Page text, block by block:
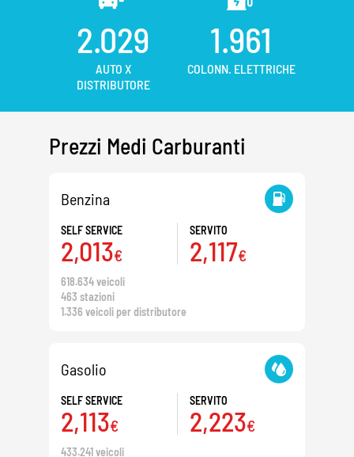
2.029
AUTO X
DISTRIBUTORE
1.961
COLONN. ELETTRICHE
Prezzi Medi Carburanti
Benzina
SELF SERVICE
2,013€
SERVITO
2,117€
618.634 veicoli
463 stazioni
1.336 veicoli per distributore
Gasolio
SELF SERVICE
2,113€
SERVITO
2,223€
433.241 veicoli